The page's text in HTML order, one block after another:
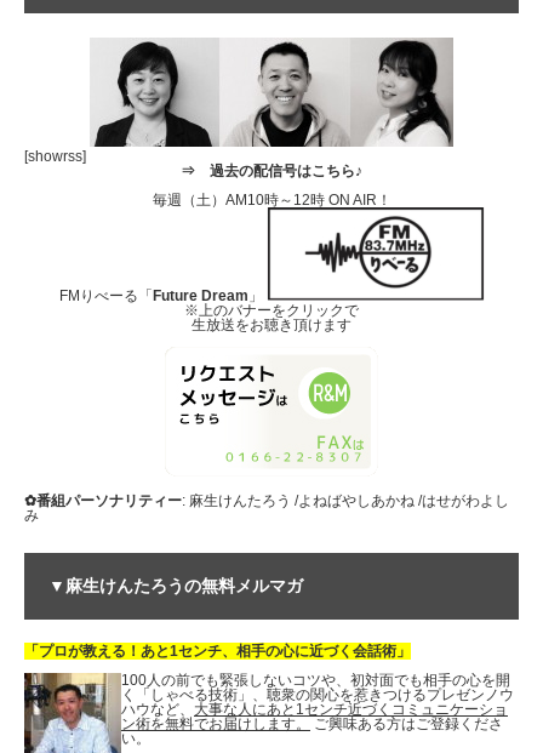
[showrss]
⇒ 過去の配信号はこちら♪
毎週（土）AM10時～12時 ON AIR！
FMりべーる「Future Dream 」
※上のバナーをクリックで
生放送をお聴き頂けます
✿番組パーソナリティー: 麻生けんたろう /よねばやしあかね /はせがわよし
み
▼麻生けんたろうの無料メルマガ
「プロが教える！あと1センチ、相手の心に近づく会話術」
100人の前でも緊張しないコツや、初対面でも相手の心を開
く「しゃべる技術」、聴衆の関心を惹きつけるプレゼンノウ
ハウなど、 大事な人にあと1センチ近づくコミュニケーショ
ン術を無料でお届けします。
ご興味ある方はご登録くださ
い。